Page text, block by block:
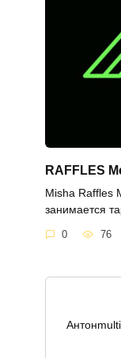
RAFFLES
Misha Raffles
занимается
0 76